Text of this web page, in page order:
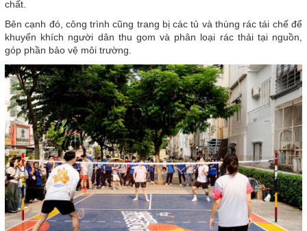
chất.
Bên cạnh đó, công trình cũng trang bị các tủ và thùng rác tái chế để
khuyến khích người dân thu gom và phân loại rác thải tại nguồn,
góp phần bảo vệ môi trường.